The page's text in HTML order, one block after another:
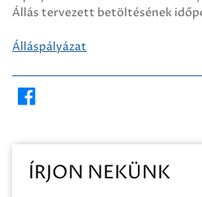
Állás tervezett betöltésének
Álláspályázat
ÍRJON NEKÜNK